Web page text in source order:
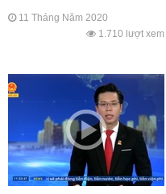
11 Tháng Năm 2020
1.710 lượt xem